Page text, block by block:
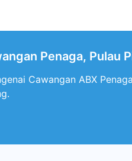
Penaga, Pulau
Cawangan ABX